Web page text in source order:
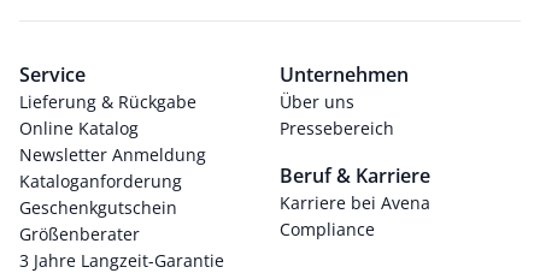
Service
Lieferung & Rückgabe
Online Katalog
Newsletter Anmeldung
Kataloganforderung
Geschenkgutschein
Größenberater
3 Jahre Langzeit-Garantie
Unternehmen
Über uns
Pressebereich
Beruf & Karriere
Karriere bei Avena
Compliance